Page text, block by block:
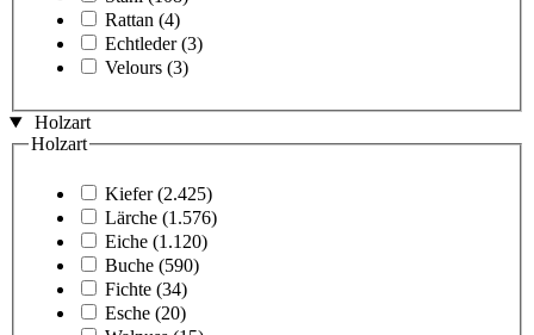
Rattan (4)
Echtleder (3)
Velours (3)
Holzart
Holzart
Kiefer (2.425)
Lärche (1.576)
Eiche (1.120)
Buche (590)
Fichte (34)
Esche (20)